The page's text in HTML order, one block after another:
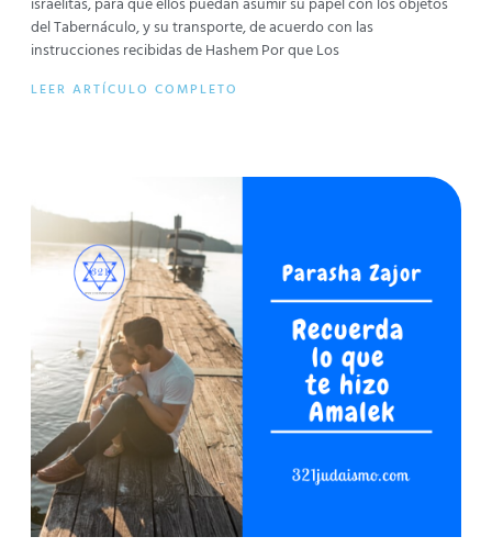
del Tabernáculo, y su transporte, de acuerdo con las
instrucciones recibidas de Hashem Por que Los
LEER ARTÍCULO COMPLETO